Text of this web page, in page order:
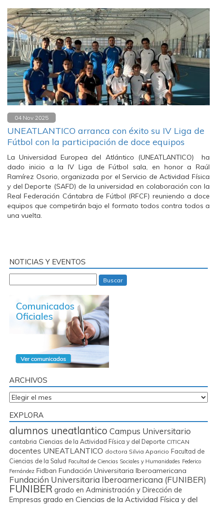
04 Nov 2025
UNEATLANTICO arranca con éxito su IV Liga de
Fútbol con la participación de doce equipos
La Universidad Europea del Atlántico (UNEATLANTICO) ha
dado inicio a la IV Liga de Fútbol sala, en honor a Raúl
Ramírez Osorio, organizada por el Servicio de Actividad Física
y del Deporte (SAFD) de la universidad en colaboración con la
Real Federación Cántabra de Fútbol (RFCF) reuniendo a doce
equipos que competirán bajo el formato todos contra todos a
una vuelta.
NOTICIAS Y EVENTOS
Buscar
ARCHIVOS
Archivos
EXPLORA
alumnos uneatlantico Campus Universitario
cantabria Ciencias de la Actividad Física y del Deporte CITICAN
docentes UNEATLANTICO doctora Silvia Aparicio Facultad de
Ciencias de la Salud Facultad de Ciencias Sociales y Humanidades Federico
Fernández Fidban Fundación Universitaria Iberoamericana
Fundación Universitaria Iberoamericana (FUNIBER)
FUNIBER grado en Administración y Dirección de
Empresas grado en Ciencias de la Actividad Física y del